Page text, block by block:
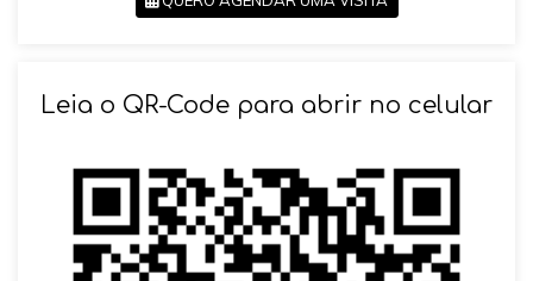
Leia o QR-Code para abrir no celular